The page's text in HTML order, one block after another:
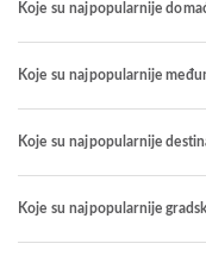
Koje su najpopularnije
Koje su najpopularnije
Koje su najpopularnije
Koje su najpopularnije